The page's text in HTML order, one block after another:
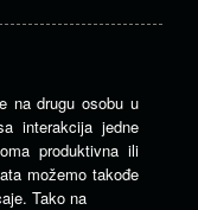
na drugu osobu u
interakcija jedne
produktivna ili
možemo takođe
Tako na